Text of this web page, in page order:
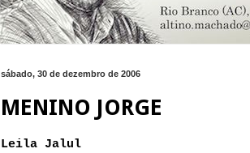
sábado, 30 de dezembro de 2006
MENINO JORGE
Leila Jalul